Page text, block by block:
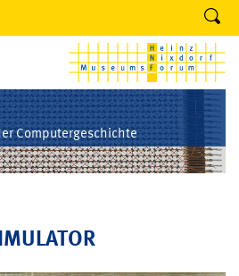
Computergeschichte